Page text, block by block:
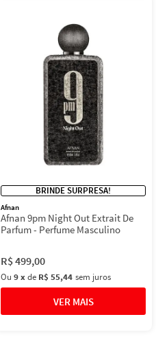
BRINDE SURPRESA!
Afnan
Afnan 9pm Night Out Extrait De
Parfum - Perfume Masculino
R$499,00
Ou 9xde R$ 55,44 sem juros